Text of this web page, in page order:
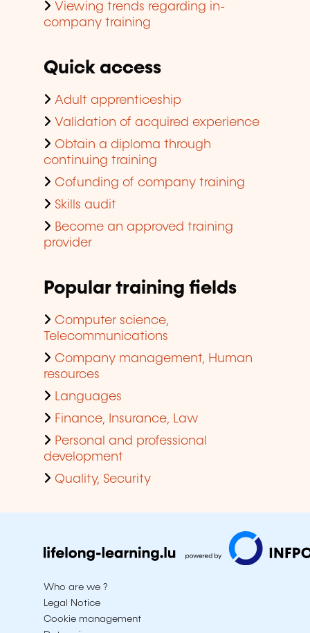
Viewing trends regarding in-
company training
Quick access
Adult apprenticeship
Validation of acquired experience
Obtain a diploma through
continuing training
Cofunding of company training
Skills audit
Become an approved training
provider
Popular training fields
Computer science,
Telecommunications
Company management, Human
resources
Languages
Finance, Insurance, Law
Personal and professional
development
Quality, Security
Who are we ?
Legal Notice
Cookie management